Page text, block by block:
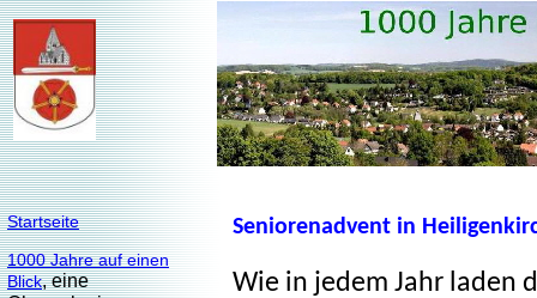
Startseite
1000 Jahre auf einen
Blick, eine
Seniorenadvent in
Wie in jedem Jahr laden